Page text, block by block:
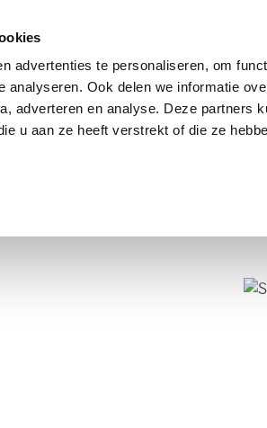
advertenties te personaliseren, om
analyseren. Ook delen we informatie
adverteren en analyse. Deze partners
u aan ze heeft verstrekt of die ze
Hoe werkt het?